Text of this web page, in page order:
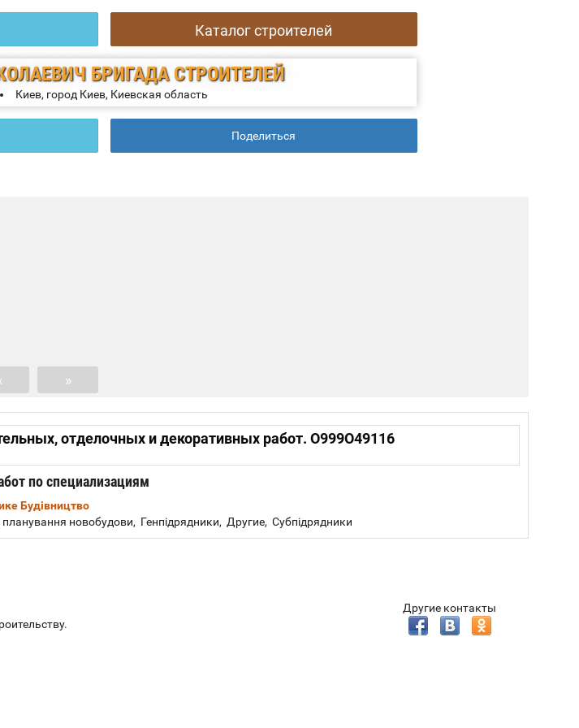
Каталог строителей
БРИГАДА СТРОИТЕЛЕЙ
Киев, город Киев, Киевская область
Поделиться
»
отделочных и декоративных работ. О999О49116
по специализациям
Будівництво
новобудови, Генпідрядники, Другие, Субпідрядники
Другие контакты